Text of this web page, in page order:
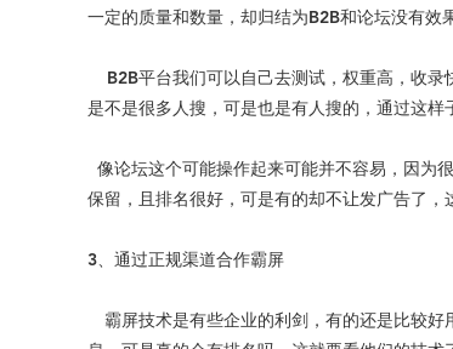
一定的质量和数量，却归结为B2B和论坛没有效
B2B平台我们可以自己去测试，权重高，收录
是不是很多人搜，可是也是有人搜的，通过这
像论坛这个可能操作起来可能并不容易，因为
保留，且排名很好，可是有的却不让发广告了，
3、通过正规渠道合作霸屏
霸屏技术是有些企业的利剑，有的还是比较好